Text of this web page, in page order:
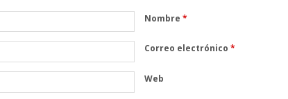
Nombre *
Correo electrónico *
Web